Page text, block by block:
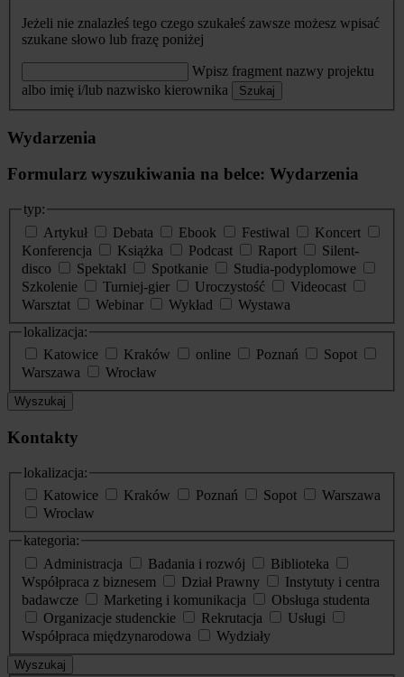
Jeżeli nie znalazłeś tego czego szukałeś zawsze możesz wpisać
szukane słowo lub frazę poniżej
Wpisz fragment nazwy projektu
albo imię i/lub nazwisko kierownika
Szukaj
Wydarzenia
Formularz wyszukiwania na belce: Wydarzenia
typ:
Artykuł
Debata Ebook Festiwal
Koncert
Konferencja
Książka Podcast Raport
Silent-
disco
Spektakl Spotkanie
Studia-podyplomowe
Szkolenie
Turniej-gier Uroczystość
Videocast
Warsztat
Webinar Wykład
Wystawa
lokalizacja:
Katowice
Kraków online Poznań
Sopot
Warszawa
Wrocław
Wyszukaj
Kontakty
lokalizacja:
Katowice
Kraków Poznań Sopot
Warszawa
Wrocław
kategoria:
Administracja
Badania i rozwój
Biblioteka
Współpraca z biznesem
Dział Prawny
Instytuty i centra
badawcze
Marketing i komunikacja
Obsługa studenta
Organizacje studenckie
Rekrutacja
Usługi
Współpraca międzynarodowa
Wydziały
Wyszukaj